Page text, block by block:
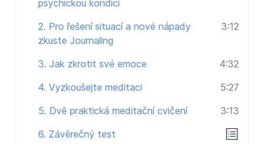
V době karantény pro nás v týmu Seduo.cz bylo
přednější se na dálku spojit s lektory a přinést vám
aktuální téma raději rychle, než graficky a zvukově
domácích podmínkách: My jim za jejich rychlost a
flexibilitu děkujeme, vás prosíme o omluvení nižší
zvukové a obrazové kvality. Děkujeme, tým Seduo.cz.
psychickou kondici
2. Pro řešení situací a nové nápady
zkuste Journaling
3:12
3. Jak zkrotit své emoce
4:32
4. Vyzkoušejte meditaci
5:27
5. Dvě praktická meditační cvičení
3:13
6. Závěrečný test